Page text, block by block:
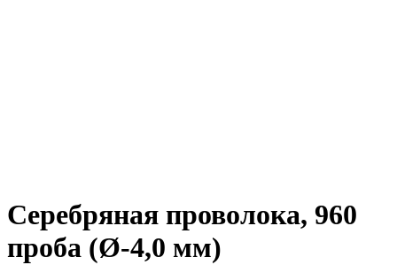
Серебряная проволока, 960
проба (Ø-4,0 мм)